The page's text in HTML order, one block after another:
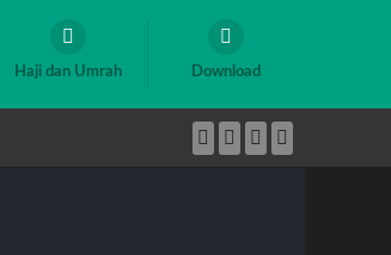
Haji dan Umrah Download